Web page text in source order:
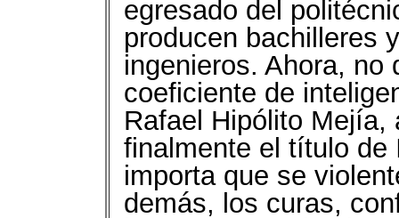
egresado del
producen bachilleres
ingenieros. Ahora, no
coeficiente de
Rafael Hipólito
finalmente el título de
importa que se
demás, los curas,